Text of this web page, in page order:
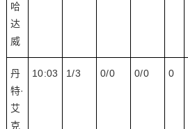
哈
达
威
丹
特·
艾
克
10:03 1/3 0/0 0/0 0